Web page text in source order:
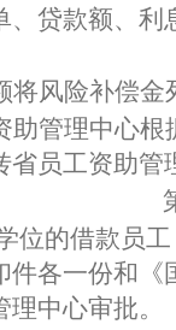
贷款额、
风险补偿金
管理中心
员工资助管
位的借款员
各一份和
中心审批。